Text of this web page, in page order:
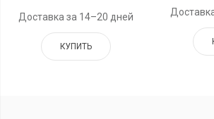
Доставка за 14–20 дней
КУПИТЬ